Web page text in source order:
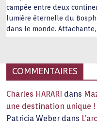
campée entre deux
lumière éternelle du
dans le monde.
COMMENTAIRES
Charles HARARI dans
une destination unique !
Patricia Weber dans